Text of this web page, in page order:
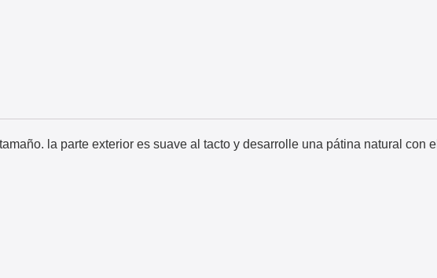
la parte exterior es suave al tacto y desarrolle una pátina natural con el